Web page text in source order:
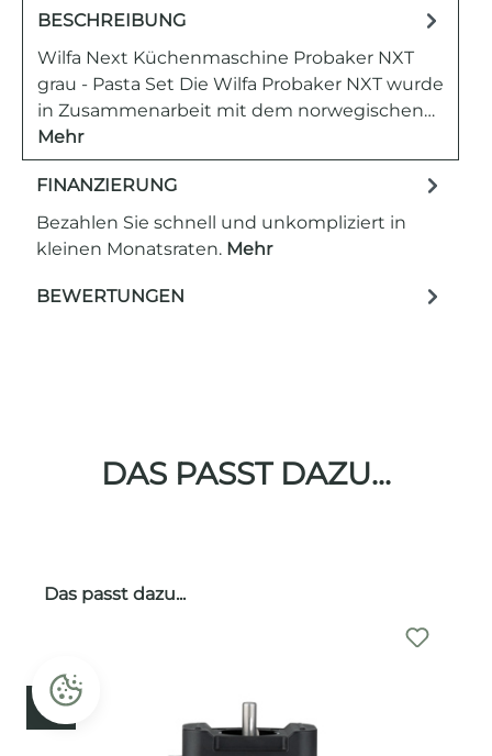
BESCHREIBUNG
Wilfa Next Küchenmaschine Probaker NXT
grau - Pasta Set Die Wilfa Probaker NXT wurde
in Zusammenarbeit mit dem norwegischen…
Mehr
FINANZIERUNG
Bezahlen Sie schnell und unkompliziert in
kleinen Monatsraten. Mehr
BEWERTUNGEN
DAS PASST DAZU...
Produktgalerie überspringen
Das passt dazu...